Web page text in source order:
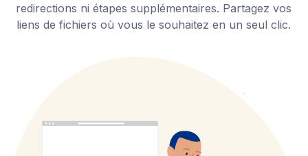
redirections ni étapes supplémentaires. Partagez vos
liens de fichiers où vous le souhaitez en un seul clic.